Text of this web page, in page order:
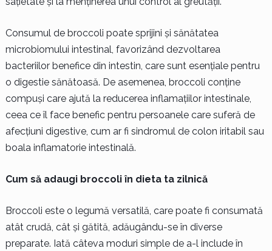
Consumul de broccoli poate sprijini și sănătatea
microbiomului intestinal, favorizând dezvoltarea
bacteriilor benefice din intestin, care sunt esențiale pentru
o digestie sănătoasă. De asemenea, broccoli conține
compuși care ajută la reducerea inflamațiilor intestinale,
ceea ce îl face benefic pentru persoanele care suferă de
afecțiuni digestive, cum ar fi sindromul de colon iritabil sau
boala inflamatorie intestinală.
Cum să adaugi broccoli în dieta ta zilnică
Broccoli este o legumă versatilă, care poate fi consumată
atât crudă, cât și gătită, adăugându-se în diverse
preparate. Iată câteva moduri simple de a-l include în